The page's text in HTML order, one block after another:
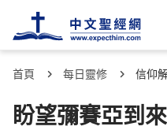
首頁 每日靈修 信仰
盼望彌賽亞到